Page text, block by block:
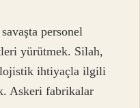
personel
yürütmek. Silah,
lojistik ihtiyaçla ilgili
Askeri fabrikalar